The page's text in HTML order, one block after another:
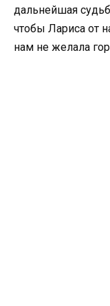
дальнейшая
чтобы Лариса от
нам не желала